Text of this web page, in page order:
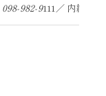
098-982-9111／ 内線：